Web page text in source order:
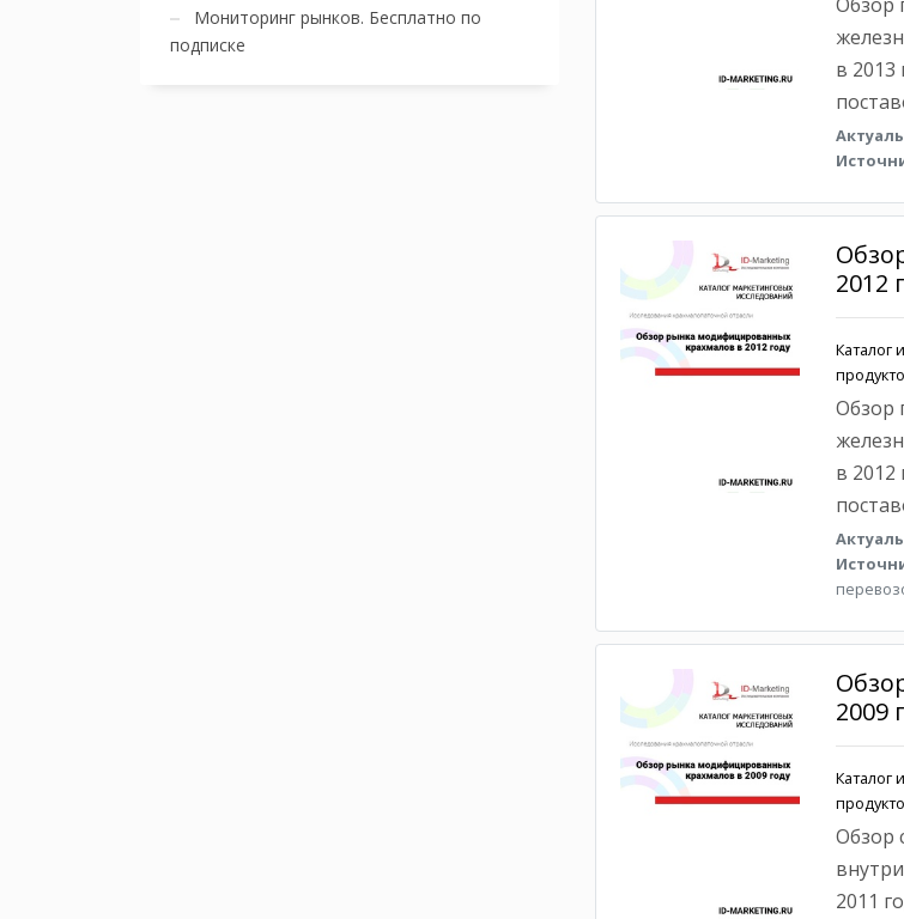
в 2013
2012
Каталог
Обзор
в 2012
2009
Каталог
Обзор
2011
Мониторинг рынков. Бесплатно по
подписке